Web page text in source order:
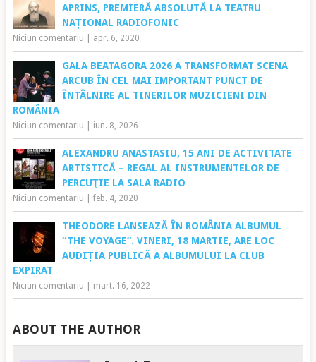
APRINS, PREMIERĂ ABSOLUTĂ LA TEATRU
NAȚIONAL RADIOFONIC
Niciun comentariu apr. 6, 2020
GALA BEATAGORA 2026 A TRANSFORMAT SCENA
ARCUB ÎN CEL MAI IMPORTANT PUNCT DE
ÎNTÂLNIRE AL TINERILOR MUZICIENI DIN
ROMÂNIA
Niciun comentariu iun. 8, 2026
ALEXANDRU ANASTASIU, 15 ANI DE ACTIVITATE
ARTISTICĂ – REGAL AL INSTRUMENTELOR DE
PERCUŢIE LA SALA RADIO
Niciun comentariu feb. 4, 2020
THEODORE LANSEAZĂ ÎN ROMÂNIA ALBUMUL
“THE VOYAGE”. VINERI, 18 MARTIE, ARE LOC
AUDIȚIA PUBLICĂ A ALBUMULUI LA CLUB
EXPIRAT
Niciun comentariu mart. 16, 2022
ABOUT THE AUTHOR